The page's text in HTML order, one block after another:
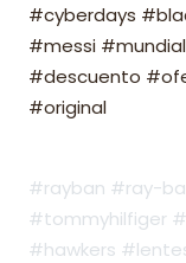
#cyberdays
#messi
#descuento
#original
#rayban #ray-
#tommyhilfiger
#hawkers